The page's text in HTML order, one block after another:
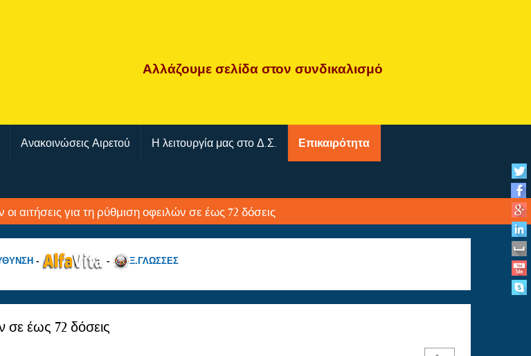
Αλλάζουμεσελίδαστον συνδικαλισμό
Ανακοινώσεις Αιρετού Η λειτουργία μας στο Δ.Σ. Επικαιρότητα
αιτήσεις για τη ρύθμιση οφειλών σε έως 72 δόσεις
- - Ξ.ΓΛΩΣΣΕΣ
σε έως 72 δόσεις